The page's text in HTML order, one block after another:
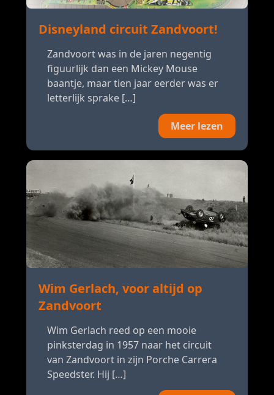
Disneyland circuit Zandvoort!
Zandvoort was in de jaren negentig
figuurlijk dan een Mickey Mouse
baantje, maar tien jaar eerder was er
letterlijk sprake […]
Meer lezen
Wim Gerlach, voor altijd op
Zandvoort
Wim Gerlach reed op een mooie
pinksterdag in 1957 naar het circuit
van Zandvoort in zijn Porche Carrera
Speedster. Hij […]